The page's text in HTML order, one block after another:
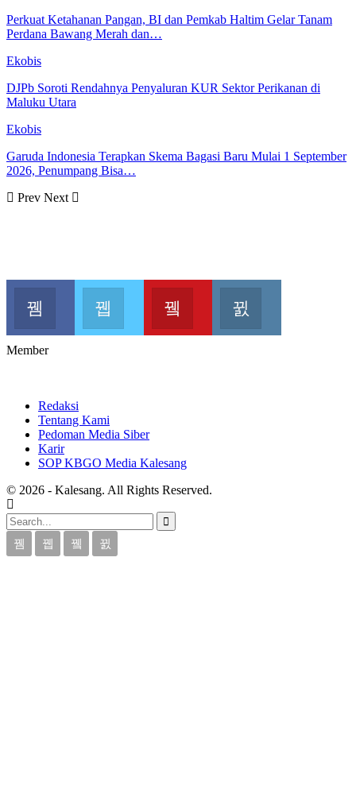
Perkuat Ketahanan Pangan, BI dan Pemkab Haltim Gelar Tanam
Perdana Bawang Merah dan…
Ekobis
DJPb Soroti Rendahnya Penyaluran KUR Sektor Perikanan di
Maluku Utara
Ekobis
Garuda Indonesia Terapkan Skema Bagasi Baru Mulai 1 September
2026, Penumpang Bisa…
Prev Next
Kalesang Info
Join us on Facebook
Kalesang Media
Join us on Twitter
Kalesang TV
Join us on Youtube
Member
Redaksi
Tentang Kami
Pedoman Media Siber
Karir
SOP KBGO Media Kalesang
© 2026 - Kalesang. All Rights Reserved.